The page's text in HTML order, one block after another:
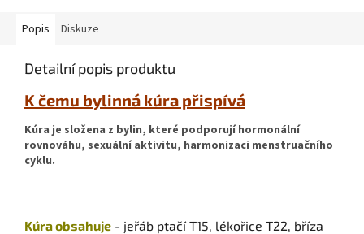
Popis Diskuze
Detailní popis produktu
K čemu bylinná kúra přispívá
Kúra je složena z bylin, které podporují hormonální
rovnováhu, sexuální aktivitu, harmonizaci menstruačního
cyklu.
Kúra obsahuje - jeřáb ptačí T15, lékořice T22, bříza